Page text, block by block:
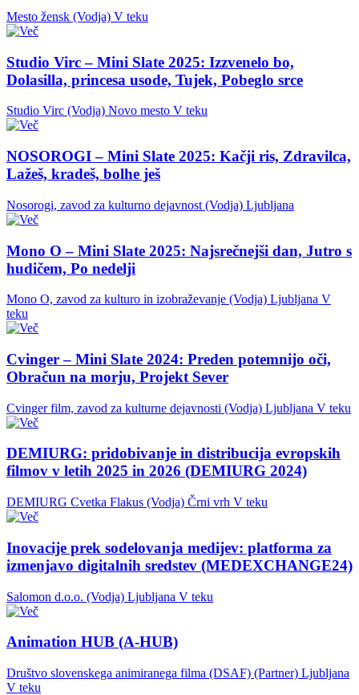
Mesto žensk (Vodja) V teku
Studio Virc – Mini Slate 2025: Izzvenelo bo,
Dolasilla, princesa usode, Tujek, Pobeglo srce
Studio Virc (Vodja) Novo mesto V teku
NOSOROGI – Mini Slate 2025: Kačji ris, Zdravilca,
Lažeš, kradeš, bolhe ješ
Nosorogi, zavod za kulturno dejavnost (Vodja) Ljubljana
Mono O – Mini Slate 2025: Najsrečnejši dan, Jutro s
hudičem, Po nedelji
Mono O, zavod za kulturo in izobraževanje (Vodja) Ljubljana V
teku
Cvinger – Mini Slate 2024: Preden potemnijo oči,
Obračun na morju, Projekt Sever
Cvinger film, zavod za kulturne dejavnosti (Vodja) Ljubljana V teku
DEMIURG: pridobivanje in distribucija evropskih
filmov v letih 2025 in 2026 (DEMIURG 2024)
DEMIURG Cvetka Flakus (Vodja) Črni vrh V teku
Inovacije prek sodelovanja medijev: platforma za
izmenjavo digitalnih sredstev (MEDEXCHANGE24)
Salomon d.o.o. (Vodja) Ljubljana V teku
Animation HUB (A-HUB)
Društvo slovenskega animiranega filma (DSAF) (Partner) Ljubljana
V teku